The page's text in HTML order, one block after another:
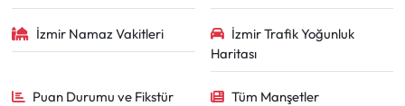
İzmir Namaz Vakitleri
İzmir Trafik Yoğunluk
Haritası
Puan Durumu ve Fikstür Tüm Manşetler